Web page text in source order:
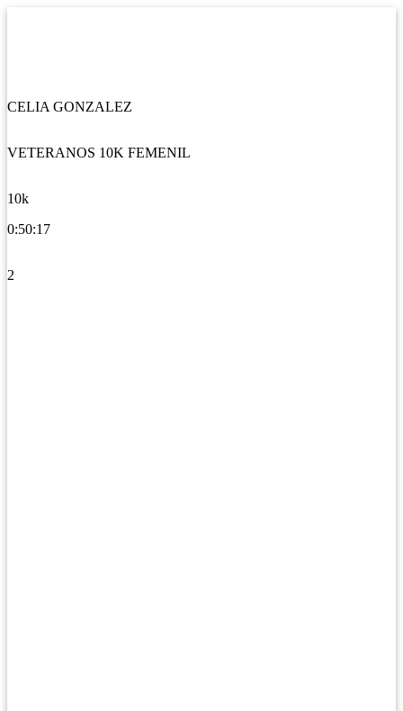
CELIA GONZALEZ
VETERANOS 10K FEMENIL
10k
0:50:17
2